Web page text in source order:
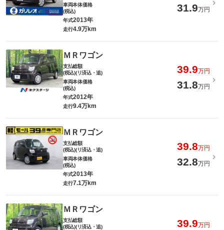
車両本体価格
(税込)
31.9万円
年式2013年
走行4.9万km
ＭＲワゴン
支払総額
(税込)(リ済込・追)
39.9万円
車両本体価格
(税込)
31.8万円
年式2012年
走行9.4万km
ＭＲワゴン
支払総額
(税込)(リ済込・追)
39.8万円
車両本体価格
(税込)
32.8万円
年式2013年
走行7.1万km
ＭＲワゴン
支払総額
(税込)(リ済込・追)
39.9万円